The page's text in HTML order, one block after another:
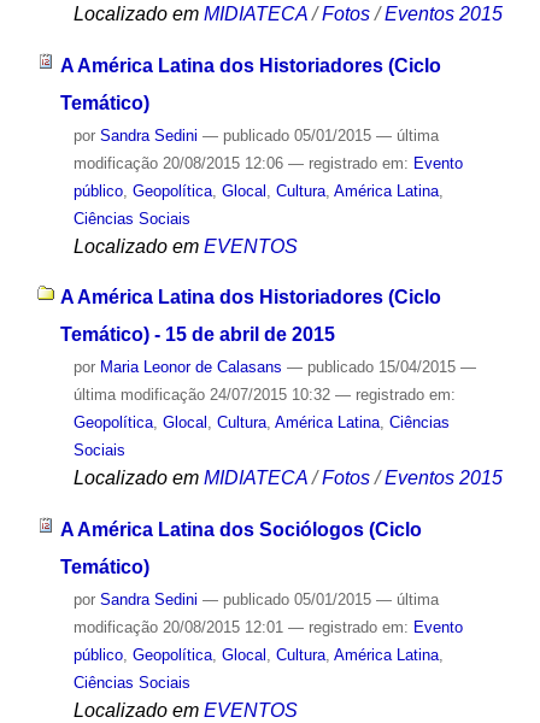
Localizado em MIDIATECA /Fotos /Eventos 2015
A América Latina dos Historiadores (Ciclo
Temático)
por Sandra Sedini — publicado05/01/2015 — última
modificação20/08/2015 12:06 — registrado em: Evento
público, Geopolítica, Glocal Cultura, América Latina,
Ciências Sociais
Localizado em EVENTOS
A América Latina dos Historiadores (Ciclo
Temático) - 15 de abril de 2015
por Maria Leonor de Calasans — publicado15/04/2015 —
última modificação24/07/2015 10:32 — registrado em:
Geopolítica, Glocal , Cultura, América Latina, Ciências
Sociais
Localizado em MIDIATECA /Fotos /Eventos 2015
A América Latina dos Sociólogos (Ciclo
Temático)
por Sandra Sedini — publicado05/01/2015 — última
modificação20/08/2015 12:01 — registrado em: Evento
público, Geopolítica, Glocal , Cultura, América Latina,
Ciências Sociais
Localizado em EVENTOS